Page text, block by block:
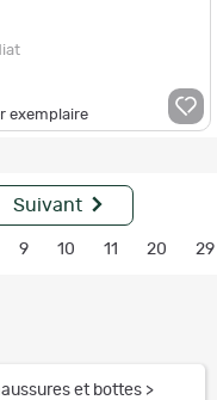
exemplaire
Suivant
9 10 11 20 29
et bottes >